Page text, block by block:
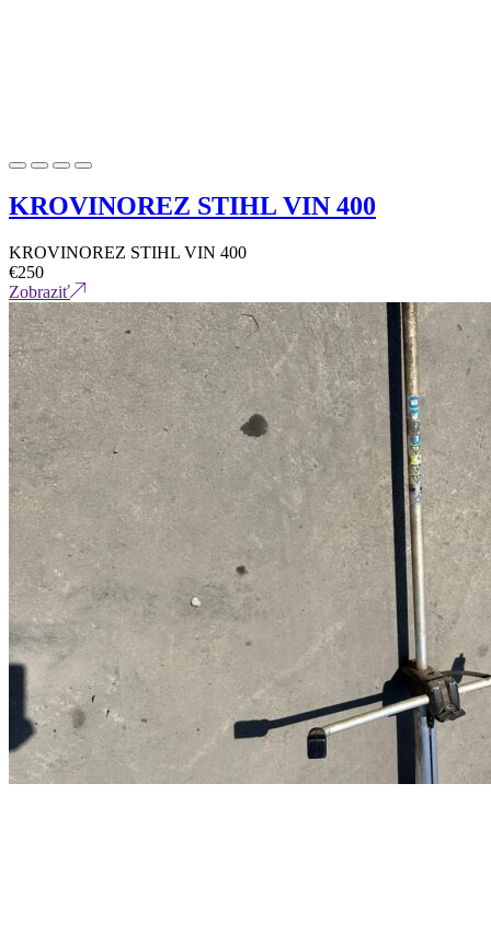
KROVINOREZ STIHL VIN 400
KROVINOREZ STIHL VIN 400
€250
Zobraziť